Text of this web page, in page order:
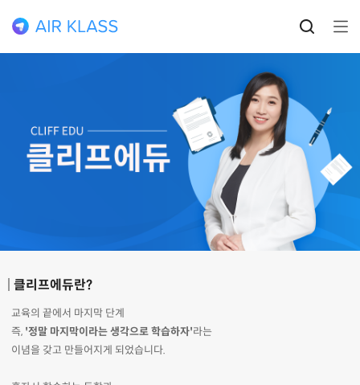
클리프에듀란?
교육의 끝에서 마지막 단계
즉, '정말 마지막이라는 생각으로 학습하자'라는
이념을 갖고 만들어지게 되었습니다.